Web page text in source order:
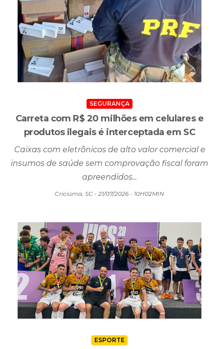
SEGURANÇA
Carreta com R$ 20 milhões em celulares e
produtos ilegais é interceptada em SC
Caixas com eletrônicos de alto valor comercial e
insumos de saúde sem comprovação fiscal foram
apreendidos...
Criciúma, SC - 21/07/2026 - 10H02MIN
ESPORTE